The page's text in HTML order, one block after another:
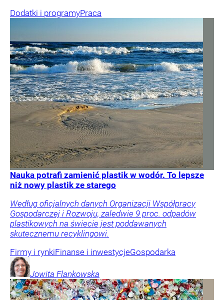
Dodatki i programyPraca
Nauka potrafi zamienić plastik w wodór. To lepsze
niż nowy plastik ze starego
Według oficjalnych danych Organizacji Współpracy
Gospodarczej i Rozwoju, zaledwie 9 proc. odpadów
plastikowych na świecie jest poddawanych
skutecznemu recyklingowi.
Firmy i rynkiFinanse i inwestycjeGospodarka
Jowita Flankowska